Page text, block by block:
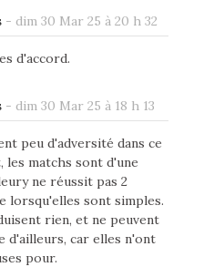
- dim 30 Mar 25 à 20 h 32
d'accord.
- dim 30 Mar 25 à 18 h 13
peu d'adversité dans ce
les matchs sont d'une
ne réussit pas 2
lorsqu'elles sont simples.
rien, et ne peuvent
d'ailleurs, car elles n'ont
pour.